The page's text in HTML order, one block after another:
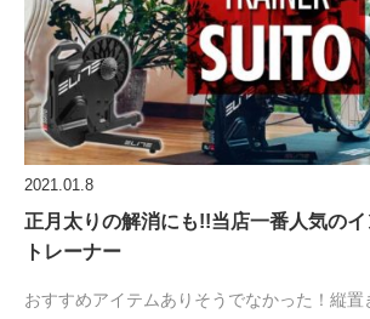
2021.01.8
正月太りの解消にも!!当店一番人気の
トレーナー
おすすめアイテムありそうでなかった！縦